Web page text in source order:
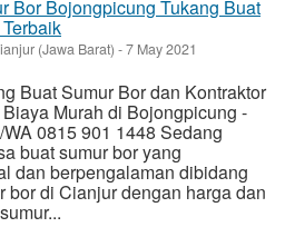
Bor Bojongpicung Tukang Buat
(Jawa Barat) -7 May 2021
Buat Sumur Bor dan Kontraktor
Murah di Bojongpicung -
0815 901 1448 Sedang
buat sumur bor yang
dan berpengalaman dibidang
bor di Cianjur dengan harga dan